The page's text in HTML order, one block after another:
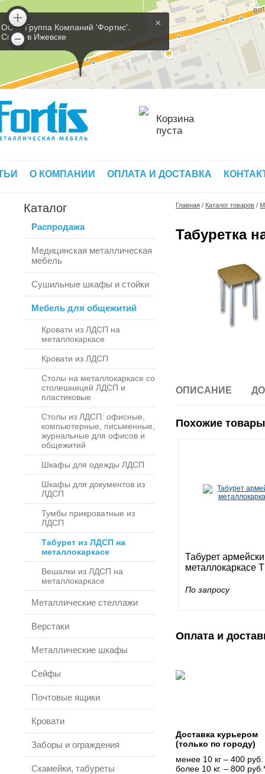
×
ООО 'Группа Компаний 'Фортис'.
Склад в Ижевске
Корзина
пуста
О КОМПАНИИ ОПЛАТА И ДОСТАВКА
Каталог
Распродажа
Медицинская металлическая
мебель
Сушильные шкафы и стойки
Мебель для общежитий
Кровати из ЛДСП на
металлокаркасе
Кровати из ЛДСП
Столы на металлокаркасе со
столешницей ЛДСП и
пластиковые
Столы из ЛДСП: офисные,
компьютерные, письменные,
журнальные для офисов и
общежитий
Шкафы для одежды ЛДСП
Шкафы для документов из
ЛДСП
Тумбы прикроватные из
ЛДСП
Табурет из ЛДСП на
металлокаркасе
Вешалки из ЛДСП на
металлокаркасе
Металлические стеллажи
Верстаки
Металлические шкафы
Сейфы
Почтовые ящики
Кровати
Заборы и ограждения
Скамейки, табуреты
Главная / Каталог товаров /
Табуретка
ОПИСАНИЕ
Похожие
Табурет
металлокаркасе
По запросу
Оплата и
Доставка курьером
(только по городу)
менее 10 кг – 400 руб.
более 10 кг. – 800